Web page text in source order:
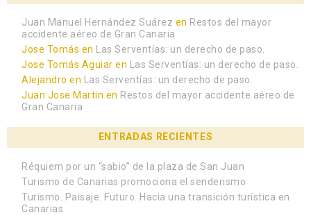
Juan Manuel Hernández Suárez en Restos del mayor
accidente aéreo de Gran Canaria
Jose Tomás en Las Serventías: un derecho de paso.
Jose Tomás Aguiar en Las Serventías: un derecho de paso.
Alejandro en Las Serventías: un derecho de paso.
Juan Jose Martin en Restos del mayor accidente aéreo de
Gran Canaria
ENTRADAS RECIENTES
Réquiem por un “sabio” de la plaza de San Juan
Turismo de Canarias promociona el senderismo
Turismo. Paisaje. Futuro. Hacia una transición turística en
Canarias